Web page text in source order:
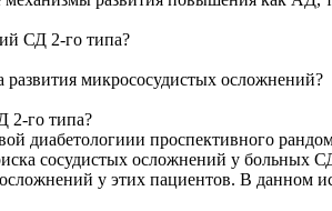
СД 2-го типа?
микрососудистых осложнений?
2-го типа?
диабетологиии проспективного
сосудистых осложнений у больных
у этих пациентов. В данном